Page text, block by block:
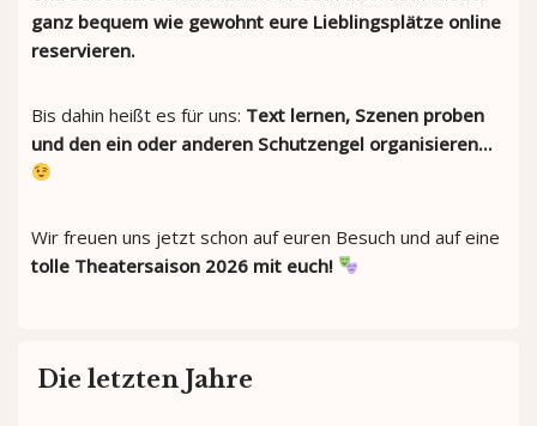
ganz bequem wie gewohnt eure Lieblingsplätze online
reservieren.
Bis dahin heißt es für uns: Text lernen, Szenen proben
und den ein oder anderen Schutzengel organisieren…
Wir freuen uns jetzt schon auf euren Besuch und auf eine
tolle Theatersaison 2026 mit euch!
Die letzten Jahre